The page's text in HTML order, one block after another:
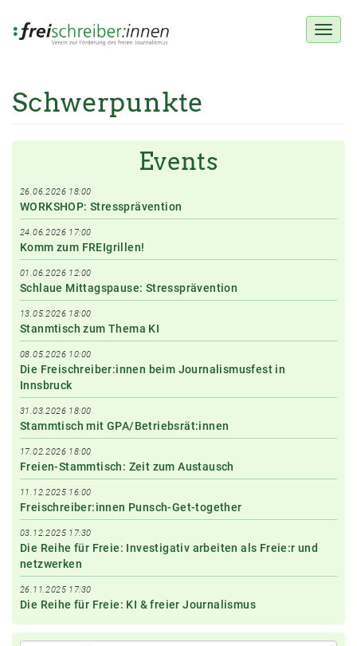
Direkt
zum
Toggle
Schwerpunkte
Events
26.06.2026 18:00
WORKSHOP: Stressprävention
24.06.2026 17:00
Komm zum FREIgrillen!
01.06.2026 12:00
Schlaue Mittagspause: Stressprävention
13.05.2026 18:00
Stanmtisch zum Thema KI
08.05.2026 10:00
Die Freischreiber:innen beim Journalismusfest in
Innsbruck
31.03.2026 18:00
Stammtisch mit GPA/Betriebsrät:innen
17.02.2026 18:00
Freien-Stammtisch: Zeit zum Austausch
11.12.2025 16:00
Freischreiber:innen Punsch-Get-together
03.12.2025 17:30
Die Reihe für Freie: Investigativ arbeiten als Freie:r und
netzwerken
26.11.2025 17:30
Die Reihe für Freie: KI & freier Journalismus